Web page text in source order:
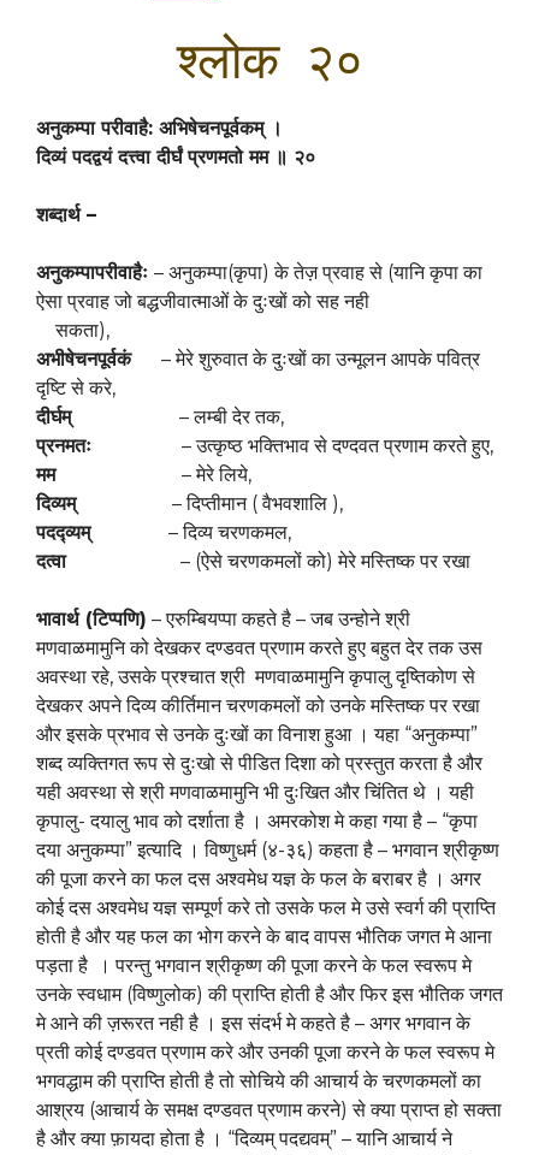
श्लोक २०
अनुकम्पा परीवाहै: अभिषेचनपूर्वकम् ।
दिव्यं पदद्वयं दत्त्वा दीर्घं प्रणमतो मम ॥ २०
शब्दार्थ –
अनुकम्पापरीवाहैः – अनुकम्पा(कृपा) के तेज़ प्रवाह से (यानि कृपा का
ऐसा प्रवाह जो बद्धजीवात्माओं के दुःखों को सह नही
सकता),
अभीषेचनपूर्वकं – मेरे शुरुवात के दुःखों का उन्मूलन आपके पवित्र
दृष्टि से करे,
दीर्घम् – लम्बी देर तक,
प्रनमतः – उत्कृष्ठ भक्तिभाव से दण्दवत प्रणाम करते हुए,
मम – मेरे लिये,
दिव्यम् – दिप्तीमान ( वैभवशालि ),
पदद्व्यम् – दिव्य चरणकमल,
दत्वा – (ऐसे चरणकमलों को) मेरे मस्तिष्क पर रखा
भावार्थ (टिप्पणि) – एरुम्बियप्पा कहते है – जब उन्होने श्री
मणवाळमामुनि को देखकर दण्डवत प्रणाम करते हुए बहुत देर तक उस
अवस्था रहे, उसके प्रश्चात श्री मणवाळमामुनि कृपालु दृष्तिकोण से
देखकर अपने दिव्य कीर्तिमान चरणकमलों को उनके मस्तिष्क पर रखा
और इसके प्रभाव से उनके दुःखों का विनाश हुआ । यहा “अनुकम्पा”
शब्द व्यक्तिगत रूप से दुःखो से पीडित दिशा को प्रस्तुत करता है और
यही अवस्था से श्री मणवाळमामुनि भी दुःखित और चिंतित थे । यही
कृपालु- दयालु भाव को दर्शाता है । अमरकोश मे कहा गया है – “कृपा
दया अनुकम्पा” इत्यादि । विष्णुधर्म (४-३६) कहता है – भगवान श्रीकृष्ण
की पूजा करने का फल दस अश्वमेध यज्ञ के फल के बराबर है । अगर
कोई दस अश्वमेध यज्ञ सम्पूर्ण करे तो उसके फल मे उसे स्वर्ग की प्राप्ति
होती है और यह फल का भोग करने के बाद वापस भौतिक जगत मे आना
पड़ता है । परन्तु भगवान श्रीकृष्ण की पूजा करने के फल स्वरूप मे
उनके स्वधाम (विष्णुलोक) की प्राप्ति होती है और फिर इस भौतिक जगत
मे आने की ज़रूरत नही है । इस संदर्भ मे कहते है – अगर भगवान के
प्रती कोई दण्डवत प्रणाम करे और उनकी पूजा करने के फल स्वरूप मे
भगवद्धाम की प्राप्ति होती है तो सोचिये की आचार्य के चरणकमलों का
आश्रय (आचार्य के समक्ष दण्डवत प्रणाम करने) से क्या प्राप्त हो सक्ता
है और क्या फ़ायदा होता है । “दिव्यम् पदद्यवम्” – यानि आचार्य ने